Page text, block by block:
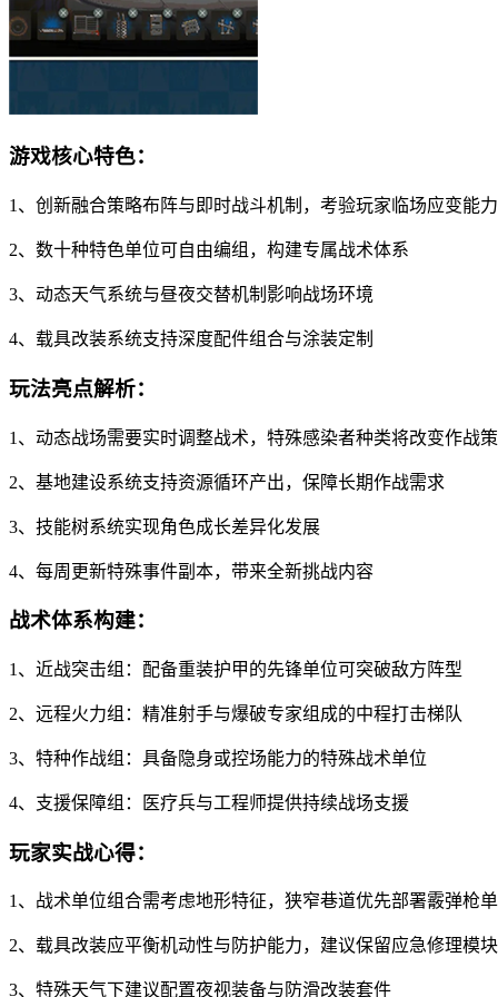
游戏核心特色：
1、创新融合策略布阵与即时战斗机制，考验玩家临场应变能力
2、数十种特色单位可自由编组，构建专属战术体系
3、动态天气系统与昼夜交替机制影响战场环境
4、载具改装系统支持深度配件组合与涂装定制
玩法亮点解析：
1、动态战场需要实时调整战术，特殊感染者种类将改变作战
2、基地建设系统支持资源循环产出，保障长期作战需求
3、技能树系统实现角色成长差异化发展
4、每周更新特殊事件副本，带来全新挑战内容
战术体系构建：
1、近战突击组：配备重装护甲的先锋单位可突破敌方阵型
2、远程火力组：精准射手与爆破专家组成的中程打击梯队
3、特种作战组：具备隐身或控场能力的特殊战术单位
4、支援保障组：医疗兵与工程师提供持续战场支援
玩家实战心得：
1、战术单位组合需考虑地形特征，狭窄巷道优先部署霰弹枪
2、载具改装应平衡机动性与防护能力，建议保留应急修理模块
3、特殊天气下建议配置夜视装备与防滑改装套件